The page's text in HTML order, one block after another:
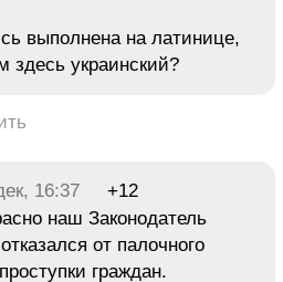
выполнена на латинице,
здесь украинский?
16:37
+12
наш Законодатель
от палочного
граждан.